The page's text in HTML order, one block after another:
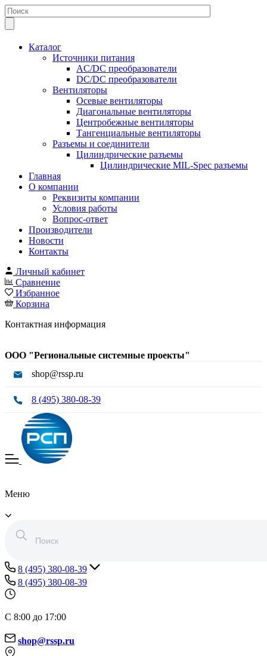
Каталог
Источники питания
AC/DC преобразователи
DC/DC преобразователи
Вентиляторы
Осевые вентиляторы
Диагональные вентиляторы
Центробежные вентиляторы
Тангенциальные вентиляторы
Разъемы и соединители
Цилиндрические разъемы
Цилиндрические MIL-Spec разъемы
Главная
О компании
Реквизиты компании
Условия работы
Вопрос-ответ
Производители
Новости
Контакты
Личный кабинет
Сравнение
Избранное
Корзина
Контактная информация
ООО "Региональные системные проекты"
shop@rssp.ru
8 (495) 380-08-39
Меню
8 (495) 380-08-39
8 (495) 380-08-39
С 8:00 до 17:00
shop@rssp.ru